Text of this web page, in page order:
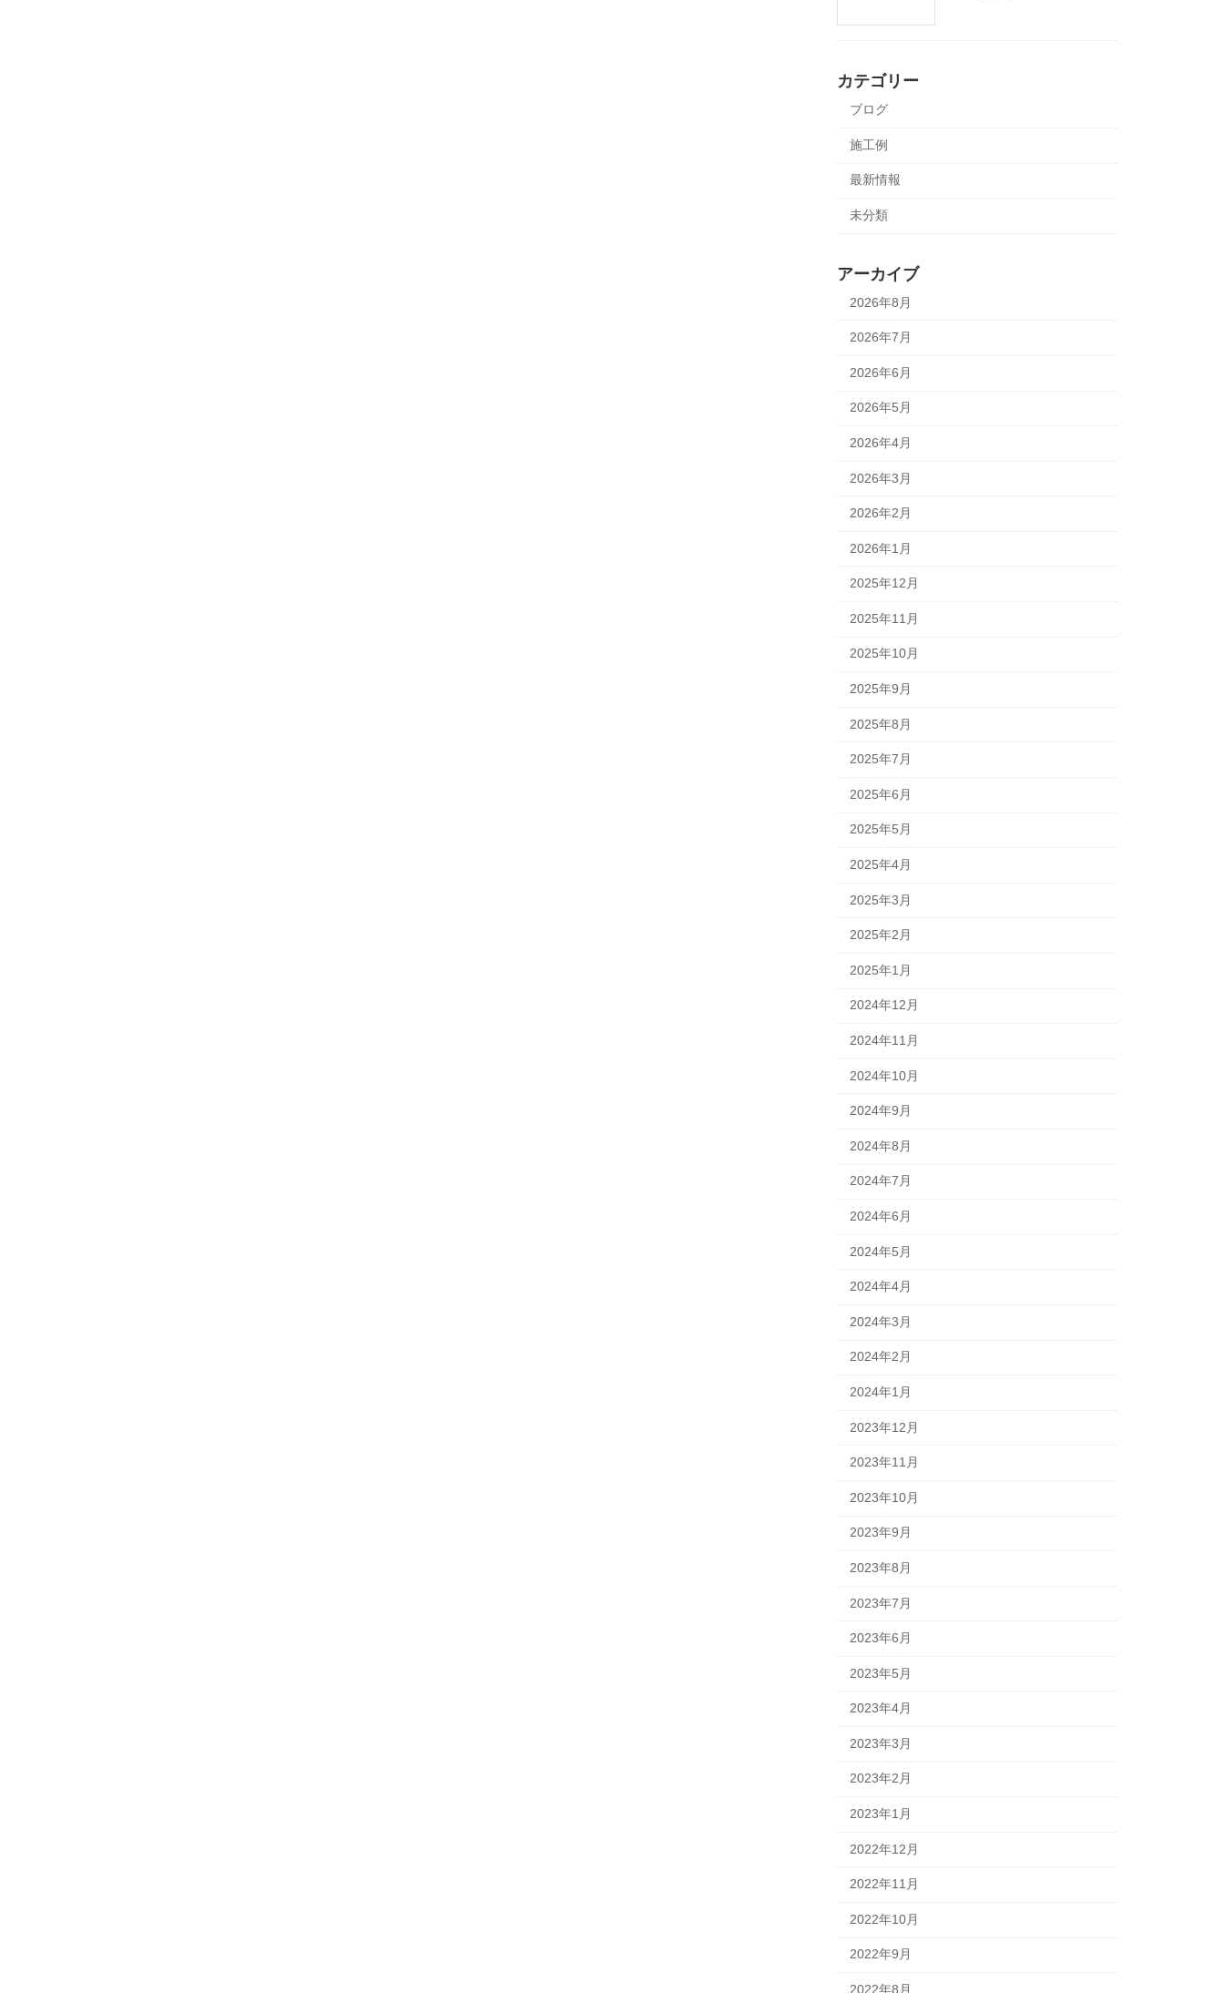
カテゴリー
ブログ
施工例
最新情報
未分類
アーカイブ
2026年8月
2026年7月
2026年6月
2026年5月
2026年4月
2026年3月
2026年2月
2026年1月
2025年12月
2025年11月
2025年10月
2025年9月
2025年8月
2025年7月
2025年6月
2025年5月
2025年4月
2025年3月
2025年2月
2025年1月
2024年12月
2024年11月
2024年10月
2024年9月
2024年8月
2024年7月
2024年6月
2024年5月
2024年4月
2024年3月
2024年2月
2024年1月
2023年12月
2023年11月
2023年10月
2023年9月
2023年8月
2023年7月
2023年6月
2023年5月
2023年4月
2023年3月
2023年2月
2023年1月
2022年12月
2022年11月
2022年10月
2022年9月
2022年8月